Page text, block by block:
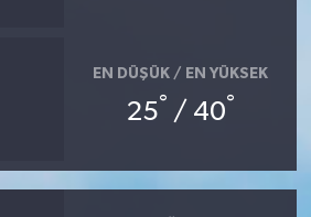
EN DÜŞÜK / EN YÜKSEK
25° / 40°